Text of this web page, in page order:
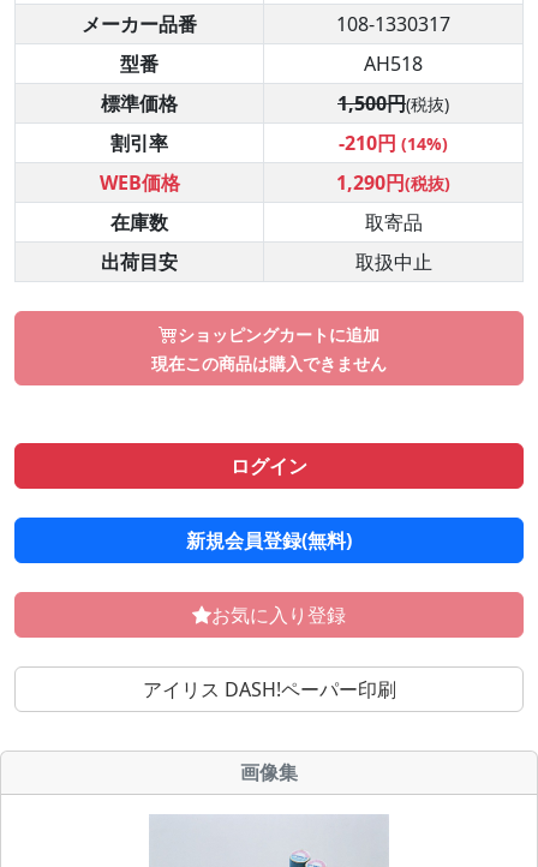
メーカー品番
108-1330317
型番
AH518
標準価格
1,500円(税抜)
割引率 -210円 (14%)
WEB価格 1,290円(税抜)
在庫数
取寄品
出荷目安
取扱中止
ショッピングカートに追加
現在この商品は購入できません
ログイン
新規会員登録(無料)
お気に入り登録
アイリス DASH!ペーパー印刷
画像集